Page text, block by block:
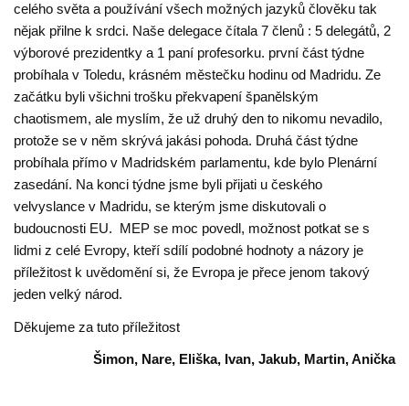
celého světa a používání všech možných jazyků člověku tak
nějak přilne k srdci. Naše delegace čítala 7 členů : 5 delegátů, 2
výborové prezidentky a 1 paní profesorku. první část týdne
probíhala v Toledu, krásném městečku hodinu od Madridu. Ze
začátku byli všichni trošku překvapení španělským
chaotismem, ale myslím, že už druhý den to nikomu nevadilo,
protože se v něm skrývá jakási pohoda. Druhá část týdne
probíhala přímo v Madridském parlamentu, kde bylo Plenární
zasedání. Na konci týdne jsme byli přijati u českého
velvyslance v Madridu, se kterým jsme diskutovali o
budoucnosti EU. MEP se moc povedl, možnost potkat se s
lidmi z celé Evropy, kteří sdílí podobné hodnoty a názory je
příležitost k uvědomění si, že Evropa je přece jenom takový
jeden velký národ.
Děkujeme za tuto příležitost
Šimon, Nare, Eliška, Ivan, Jakub, Martin, Anička